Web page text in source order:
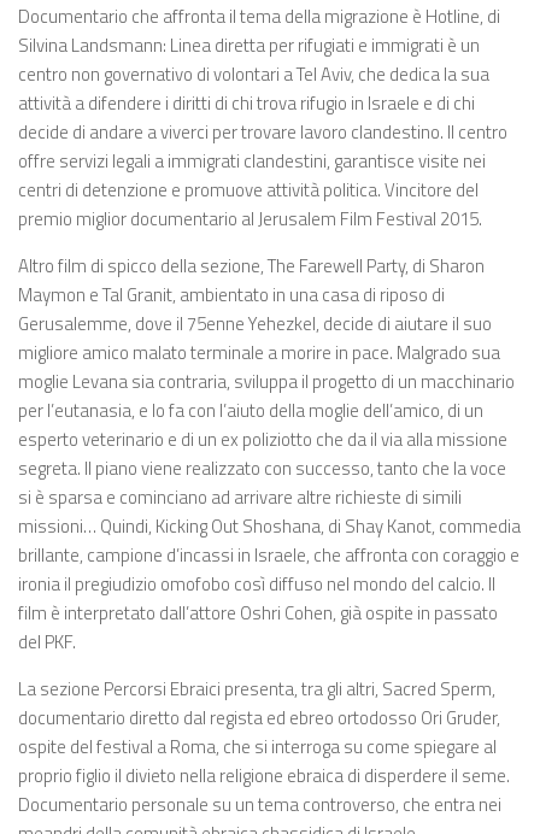
Documentario che affronta il tema della migrazione è Hotline, di
Silvina Landsmann: Linea diretta per rifugiati e immigrati è un
centro non governativo di volontari a Tel Aviv, che dedica la sua
attività a difendere i diritti di chi trova rifugio in Israele e di chi
decide di andare a viverci per trovare lavoro clandestino. Il centro
offre servizi legali a immigrati clandestini, garantisce visite nei
centri di detenzione e promuove attività politica. Vincitore del
premio miglior documentario al Jerusalem Film Festival 2015.
Altro film di spicco della sezione, The Farewell Party, di Sharon
Maymon e Tal Granit, ambientato in una casa di riposo di
Gerusalemme, dove il 75enne Yehezkel, decide di aiutare il suo
migliore amico malato terminale a morire in pace. Malgrado sua
moglie Levana sia contraria, sviluppa il progetto di un macchinario
per l’eutanasia, e lo fa con l’aiuto della moglie dell’amico, di un
esperto veterinario e di un ex poliziotto che da il via alla missione
segreta. Il piano viene realizzato con successo, tanto che la voce
si è sparsa e cominciano ad arrivare altre richieste di simili
missioni… Quindi, Kicking Out Shoshana, di Shay Kanot, commedia
brillante, campione d’incassi in Israele, che affronta con coraggio e
ironia il pregiudizio omofobo così diffuso nel mondo del calcio. Il
film è interpretato dall’attore Oshri Cohen, già ospite in passato
del PKF.
La sezione Percorsi Ebraici presenta, tra gli altri, Sacred Sperm,
documentario diretto dal regista ed ebreo ortodosso Ori Gruder,
ospite del festival a Roma, che si interroga su come spiegare al
proprio figlio il divieto nella religione ebraica di disperdere il seme.
Documentario personale su un tema controverso, che entra nei